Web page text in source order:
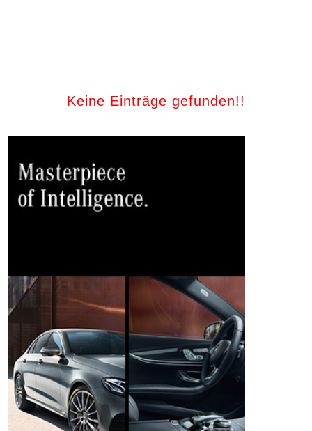
Keine Einträge gefunden!!